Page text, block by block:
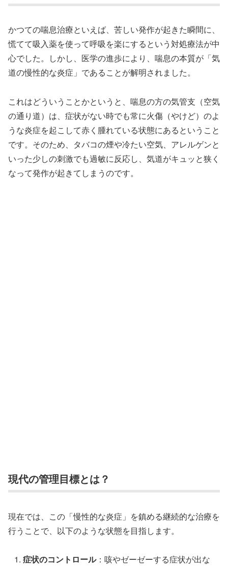
かつての喘息治療といえば、苦しい発作が起きた瞬間に、
慌てて吸入薬を使って呼吸を楽にするという対処療法が中
心でした。しかし、医学の進歩により、喘息の本質が「気
道の慢性的な炎症」であることが解明されました。
これはどういうことかというと、喘息の方の気管支（空気
の通り道）は、症状がない時でも常に火傷（やけど）のよ
うな炎症を起こして赤く腫れている状態にあるということ
です。そのため、タバコの煙や冷たい空気、アレルゲンと
いった少しの刺激でも過敏に反応し、気道がキュッと狭く
なって発作が起きてしまうのです。
現代の管理目標とは？
現在では、この「慢性的な炎症」を鎮める継続的な治療を
行うことで、以下のような状態を目指します。
症状のコントロール：咳やゼーゼーする症状が出な